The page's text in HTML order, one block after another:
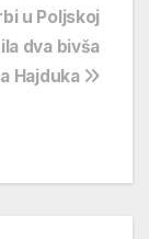
u Poljskoj
dva bivša
Hajduka